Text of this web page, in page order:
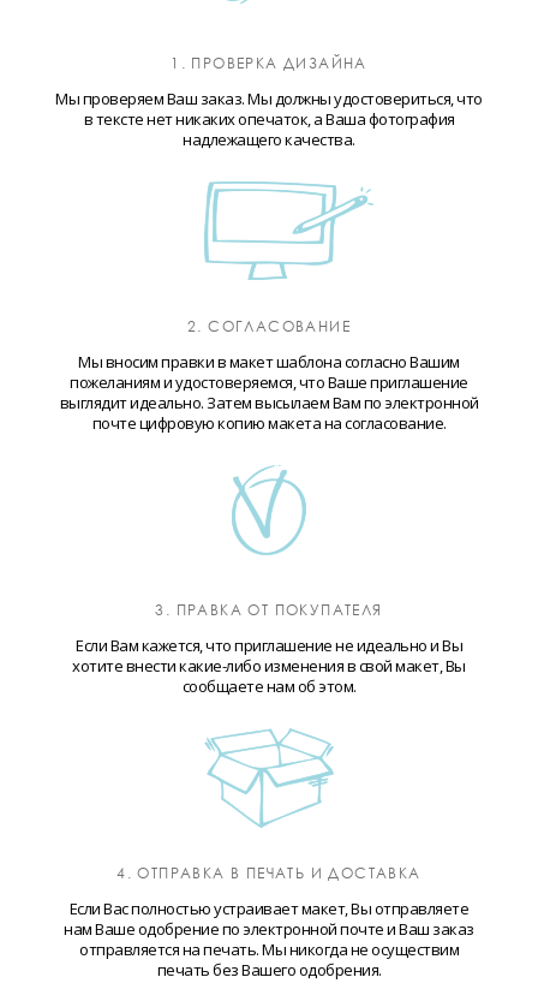
1. ПРОВЕРКА ДИЗАЙНА
Мы проверяем Ваш заказ. Мы должны удостовериться, что
в тексте нет никаких опечаток, а Ваша фотография
надлежащего качества.
2. СОГЛАСОВАНИЕ
Мы вносим правки в макет шаблона согласно Вашим
пожеланиям и удостоверяемся, что Ваше приглашение
выглядит идеально. Затем высылаем Вам по электронной
почте цифровую копию макета на согласование.
3. ПРАВКА ОТ ПОКУПАТЕЛЯ
Если Вам кажется, что приглашение не идеально и Вы
хотите внести какие-либо изменения в свой макет, Вы
сообщаете нам об этом.
4. ОТПРАВКА В ПЕЧАТЬ И ДОСТАВКА
Если Вас полностью устраивает макет, Вы отправляете
нам Ваше одобрение по электронной почте и Ваш заказ
отправляется на печать. Мы никогда не осуществим
печать без Вашего одобрения.